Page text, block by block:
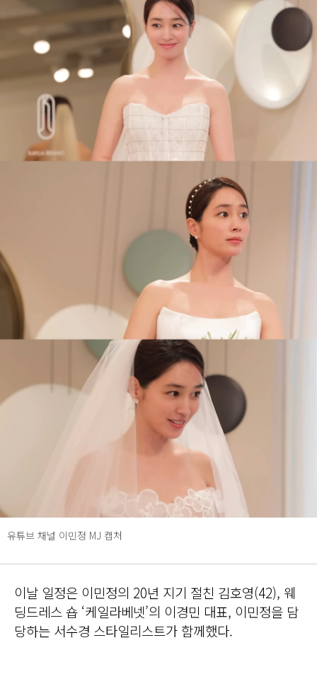
유튜브 채널 이민정 MJ 캡처
이날 일정은 이민정의 20년 지기 절친 김호영(42), 웨
딩드레스 숍 ‘케일라베넷’의 이경민 대표, 이민정을 담
당하는 서수경 스타일리스트가 함께했다.